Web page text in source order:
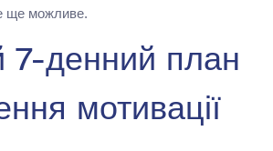
ще можливе.
7-денний план
мотивації